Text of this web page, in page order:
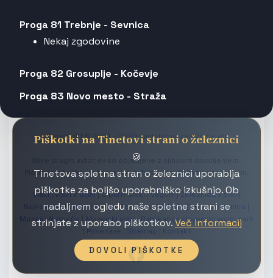
Proga 81 Trebnje - Sevnica
Nekaj zgodovine
Proga 82 Grosuplje - Kočevje
Proga 83 Novo mesto - Straža
Piškotki na Tinetovi strani o železnici
🍪
Tinetova spletna stran o železnici uporablja
piškotke za boljšo uporabniško izkušnjo. Ob
nadaljnem ogledu naše spletne strani se
strinjate z uporabo piškotkov.Več informacij
DOVOLI PIŠKOTKE
Copyright © 2004 - 2026 miniaturna-zeleznica.eu
Slike drugih avtorjev so objavljene z njihovim dovoljenjem.
Pictures of other authors are published with their permission.
Vlaki|Vlaki v tujini|O parni vleki|Vagoni|Železnica v sliki|
Najnovejše| Video|Proge|Iz arhiva|Makete| Vrtna železnica
Muzeji|Nesreče |Muzejski vlaki|Publikacija slovenski vozni park
Povezave | Sitemap Kontakt